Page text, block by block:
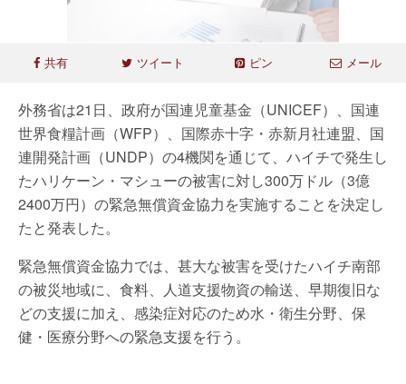
共有 ツイート ピン メール
外務省は21日、政府が国連児童基金（UNICEF）、国連
世界食糧計画（WFP）、国際赤十字・赤新月社連盟、国
連開発計画（UNDP）の4機関を通じて、ハイチで発生し
たハリケーン・マシューの被害に対し300万ドル（3億
2400万円）の緊急無償資金協力を実施することを決定し
たと発表した。
緊急無償資金協力では、甚大な被害を受けたハイチ南部
の被災地域に、食料、人道支援物資の輸送、早期復旧な
どの支援に加え、感染症対応のため水・衛生分野、保
健・医療分野への緊急支援を行う。